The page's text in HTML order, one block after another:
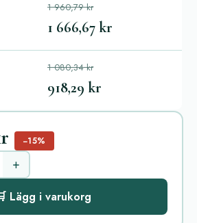
1 960,79 kr
1 666,67 kr
1 080,34 kr
918,29 kr
−15%
+
Lägg i varukorg